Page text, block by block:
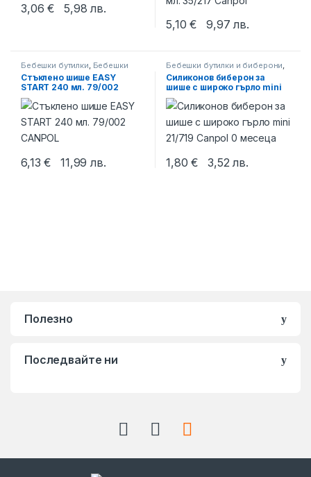
3,06€ 5,98лв.
This product has multiple variants. The options may be chosen
5,10€ 9,97лв.
This product has multiple
Бебешки бутилки Бебешки
бутилки и биберони, Канпол
Стъклено шише EASY
START 240 мл. 79/002
CANPOL
6,13€ 11,99лв.
Бебешки бутилки и биберони
Биберони за шишета Канпол
Силиконов биберон за
шише с широко гърло mini
21/719 Canpol 0 месеца
1,80€ 3,52лв.
Полезно
Последвайте ни